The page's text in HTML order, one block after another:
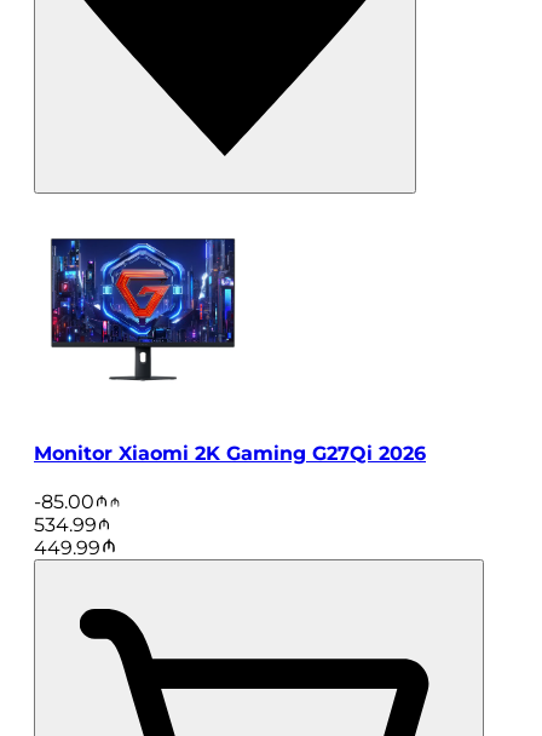
Monitor Xiaomi 2K Gaming G27Qi 2026
-85.00
534.99
449.99